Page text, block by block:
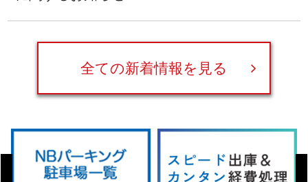
全ての新着情報を見る